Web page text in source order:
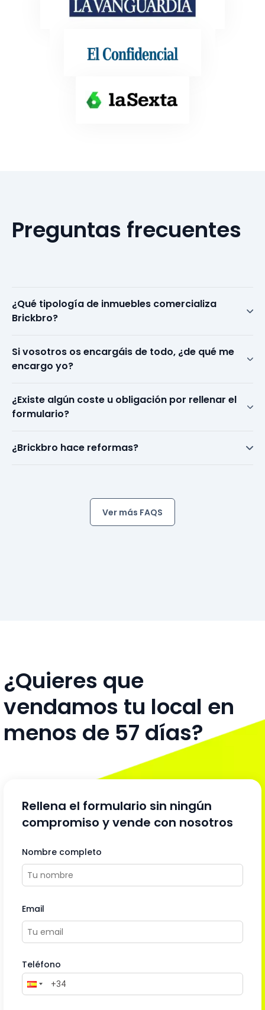
Preguntas frecuentes
¿Qué tipología de inmuebles comercializa
Brickbro?
Si vosotros os encargáis de todo, ¿de qué me
encargo yo?
¿Existe algún coste u obligación por rellenar el
formulario?
¿Brickbro hace reformas?
Ver más FAQS
¿Quieres que
vendamos tu local en
menos de 57 días?
Rellena el formulario sin ningún
compromiso y vende con nosotros
Nombre completo
Email
Teléfono